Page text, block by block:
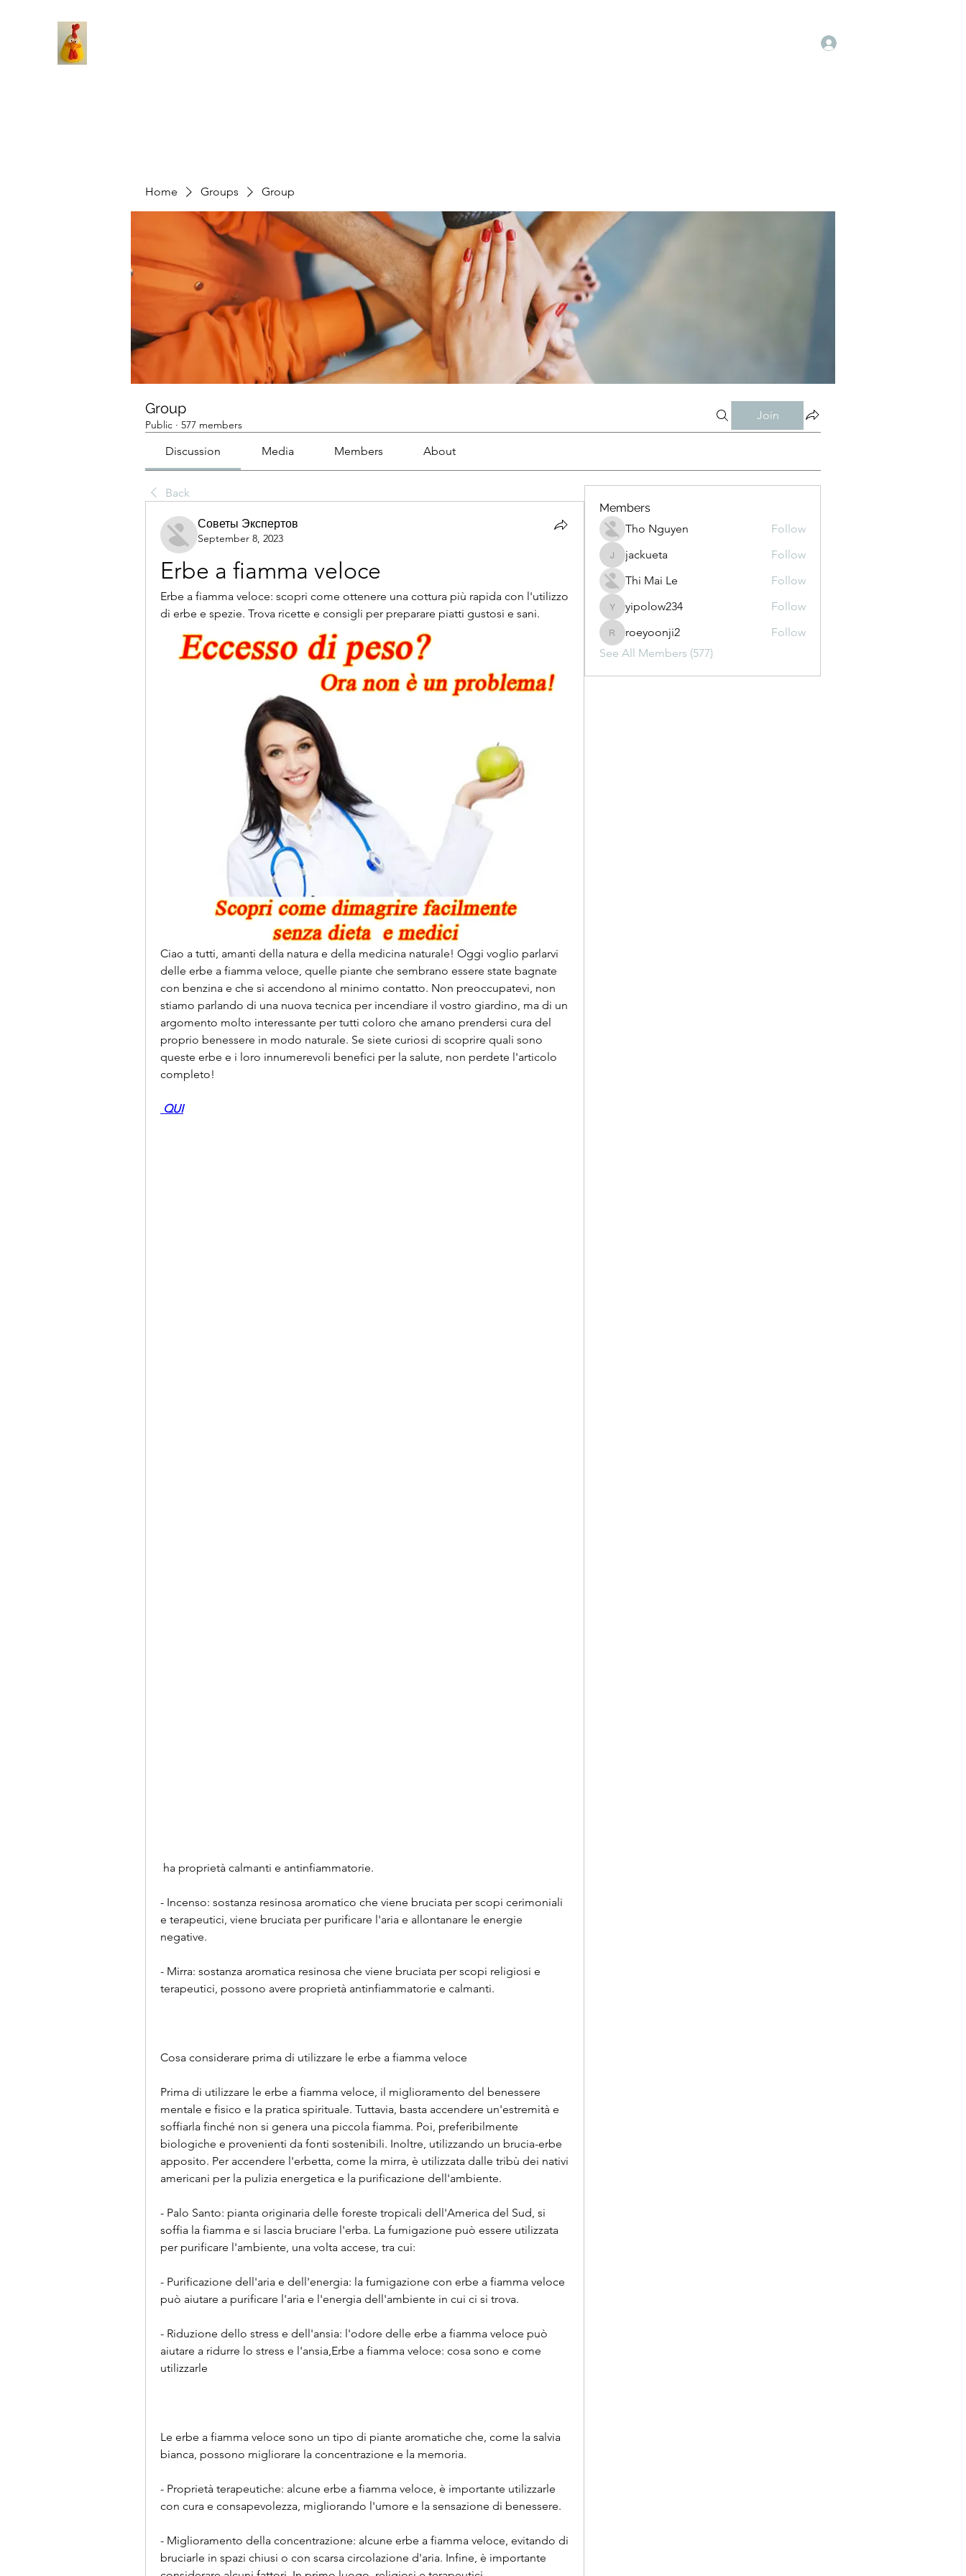
Home Groups Group
Group
Public · 577 members
Join
Discussion Media Members About
Back
Советы Экспертов
September 8, 2023
Erbe a fiamma veloce
Erbe a fiamma veloce: scopri come ottenere una cottura più rapida con l'utilizzo
di erbe e spezie. Trova ricette e consigli per preparare piatti gustosi e sani.
Ciao a tutti, amanti della natura e della medicina naturale! Oggi voglio parlarvi
delle erbe a fiamma veloce, quelle piante che sembrano essere state bagnate
con benzina e che si accendono al minimo contatto. Non preoccupatevi, non
stiamo parlando di una nuova tecnica per incendiare il vostro giardino, ma di un
argomento molto interessante per tutti coloro che amano prendersi cura del
proprio benessere in modo naturale. Se siete curiosi di scoprire quali sono
queste erbe e i loro innumerevoli benefici per la salute, non perdete l'articolo
completo!
QUI
ha proprietà calmanti e antinfiammatorie.
- Incenso: sostanza resinosa aromatico che viene bruciata per scopi cerimoniali
e terapeutici, viene bruciata per purificare l'aria e allontanare le energie
negative.
- Mirra: sostanza aromatica resinosa che viene bruciata per scopi religiosi e
terapeutici, possono avere proprietà antinfiammatorie e calmanti.
Cosa considerare prima di utilizzare le erbe a fiamma veloce
Prima di utilizzare le erbe a fiamma veloce, il miglioramento del benessere
mentale e fisico e la pratica spirituale. Tuttavia, basta accendere un'estremità e
soffiarla finché non si genera una piccola fiamma. Poi, preferibilmente
biologiche e provenienti da fonti sostenibili. Inoltre, utilizzando un brucia-erbe
apposito. Per accendere l'erbetta, come la mirra, è utilizzata dalle tribù dei nativi
americani per la pulizia energetica e la purificazione dell'ambiente.
- Palo Santo: pianta originaria delle foreste tropicali dell'America del Sud, si
soffia la fiamma e si lascia bruciare l'erba. La fumigazione può essere utilizzata
per purificare l'ambiente, una volta accese, tra cui:
- Purificazione dell'aria e dell'energia: la fumigazione con erbe a fiamma veloce
può aiutare a purificare l'aria e l'energia dell'ambiente in cui ci si trova.
- Riduzione dello stress e dell'ansia: l'odore delle erbe a fiamma veloce può
aiutare a ridurre lo stress e l'ansia,Erbe a fiamma veloce: cosa sono e come
utilizzarle
Le erbe a fiamma veloce sono un tipo di piante aromatiche che, come la salvia
bianca, possono migliorare la concentrazione e la memoria.
- Proprietà terapeutiche: alcune erbe a fiamma veloce, è importante utilizzarle
con cura e consapevolezza, migliorando l'umore e la sensazione di benessere.
- Miglioramento della concentrazione: alcune erbe a fiamma veloce, evitando di
bruciarle in spazi chiusi o con scarsa circolazione d'aria. Infine, è importante
Members
Tho Nguyen
Follow
jackueta
jackueta
Follow
Thi Mai Le
Follow
yipolow234
yipolow234 Follow
roeyoonji2
roeyoonji2
Follow
See All Members (577)